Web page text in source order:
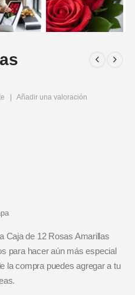
| Añadir una valoración
Caja de 12 Rosas Amarillas
para hacer aún más especial
la compra puedes agregar a tu